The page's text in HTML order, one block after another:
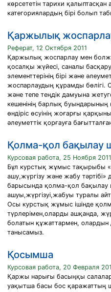
көрсететін тарихи
категориялардың бірі болып
Қаржылық
Реферат, 12 Октября 2011
Қаржылық жоспарлау мен
қосалқы жүйесі, саналы
элементтерінің бірі және
жоспарлаудың құрамды бөлігі.
және тепе теңдік дамуына
кешенінің барлық буындарының
өндіріс өсуінің жоғарғы
әлеуметтік қорғауға
Қолма-қол бақылау
Курсовая работа, 25 Ноября 2011
Бұл курстық жұмыс тақырыбы
ашу,жүргізу және жабу
барысында қолма-қол бақылау
ашуы,жүргізуі,жабуы туралы
Осы курстық жұмыс ішінде
түрлерімен,оларды ашқанда,
болатын құжаттармен,
танысамыз.
Қосымша
Курсовая работа, 20 Февраля
Қаржы нарығы басыңқы
уақытша басы бос қаражаттың